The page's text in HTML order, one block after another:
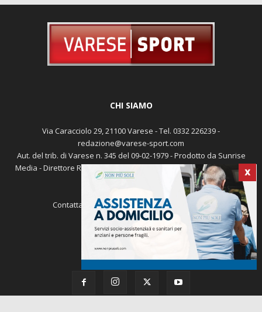
X
Via Caracciolo 29, 21100 Varese - Tel. 0332 226239 -
redazione@varese-sport.com
Aut. del trib. di Varese n. 345 del 09-02-1979 - Prodotto da Sunrise
Media - Direttore Responsabile: Michele Marocco -Cookie policy
redazione@varese-sport.com
SEGUICI